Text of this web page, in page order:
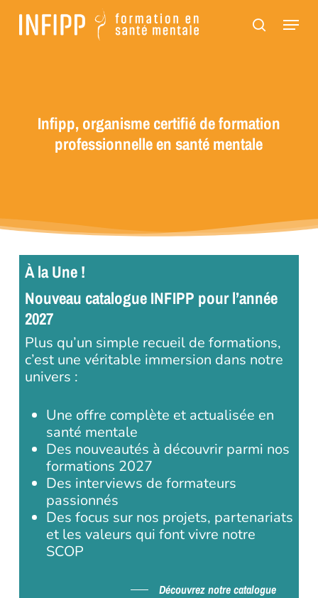
Panneau de gestion des cookies
contenu
Menu
Infipp, organisme certifié de formation
professionnelle en santé mentale
À la Une !
Nouveau catalogue INFIPP pour l’année
2027
Plus qu’un simple recueil de formations,
c’est une véritable immersion dans notre
univers :
Une offre complète et actualisée en
santé mentale
Des nouveautés à découvrir parmi nos
formations 2027
Des interviews de formateurs
passionnés
Des focus sur nos projets, partenariats
et les valeurs qui font vivre notre
SCOP
Découvrez notre catalogue